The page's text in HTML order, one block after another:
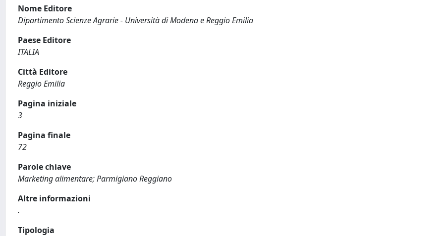
Nome Editore
Dipartimento Scienze Agrarie - Università di Modena e Reggio Emilia
Paese Editore
ITALIA
Città Editore
Reggio Emilia
Pagina iniziale
3
Pagina finale
72
Parole chiave
Marketing alimentare; Parmigiano Reggiano
Altre informazioni
.
Tipologia